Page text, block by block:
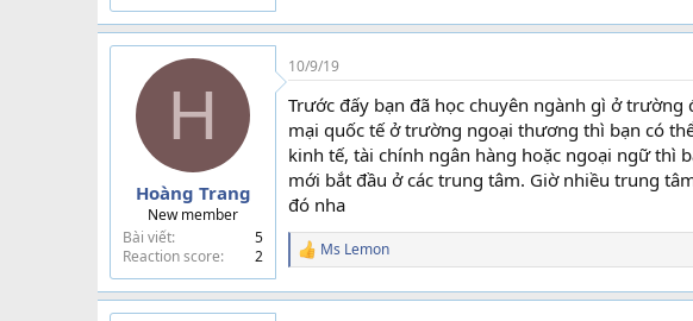
H
Hoàng Trang
New member
Bài viết
5
Reaction score
2
10/9/19
Trước đấy bạn đã học chuyên ngành gì ở
mại quốc tế ở trường ngoại thương thì bạn có
kinh tế, tài chính ngân hàng hoặc ngoại ngữ thì
mới bắt đầu ở các trung tâm. Giờ nhiều trung
đó nha
R
a
Ms Lemon